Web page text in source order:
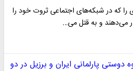
را که در شبکه‌های اجتماعی ثروت خود را
می‌دهند و به قتل می…